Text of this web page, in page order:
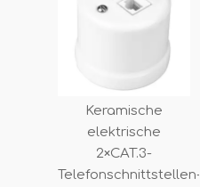
Keramische
elektrische
2×CAT.3-
Telefonschnittstellen-